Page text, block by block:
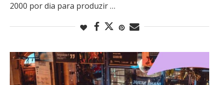
2000 por dia para produzir …